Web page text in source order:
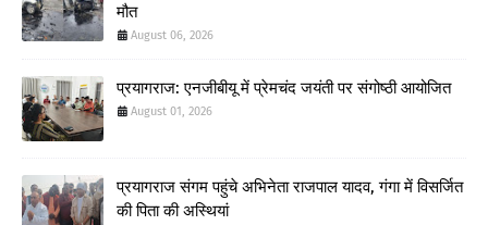
मौत
August 06, 2026
प्रयागराज: एनजीबीयू में प्रेमचंद जयंती पर संगोष्ठी आयोजित
August 01, 2026
प्रयागराज संगम पहुंचे अभिनेता राजपाल यादव, गंगा में विसर्जित
की पिता की अस्थियां